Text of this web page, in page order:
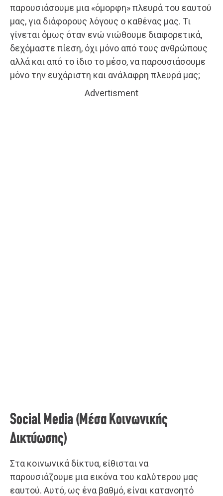
παρουσιάσουμε μια «όμορφη» πλευρά του εαυτού
μας, για διάφορους λόγους ο καθένας μας. Τι
γίνεται όμως όταν ενώ νιώθουμε διαφορετικά,
δεχόμαστε πίεση, όχι μόνο από τους ανθρώπους
αλλά και από το ίδιο το μέσο, να παρουσιάσουμε
μόνο την ευχάριστη και ανάλαφρη πλευρά μας;
Advertisment
Social Media (Μέσα Κοινωνικής
Δικτύωσης)
Στα κοινωνικά δίκτυα, είθισται να
παρουσιάζουμε μια εικόνα του καλύτερου μας
εαυτού. Αυτό, ως ένα βαθμό, είναι κατανοητό